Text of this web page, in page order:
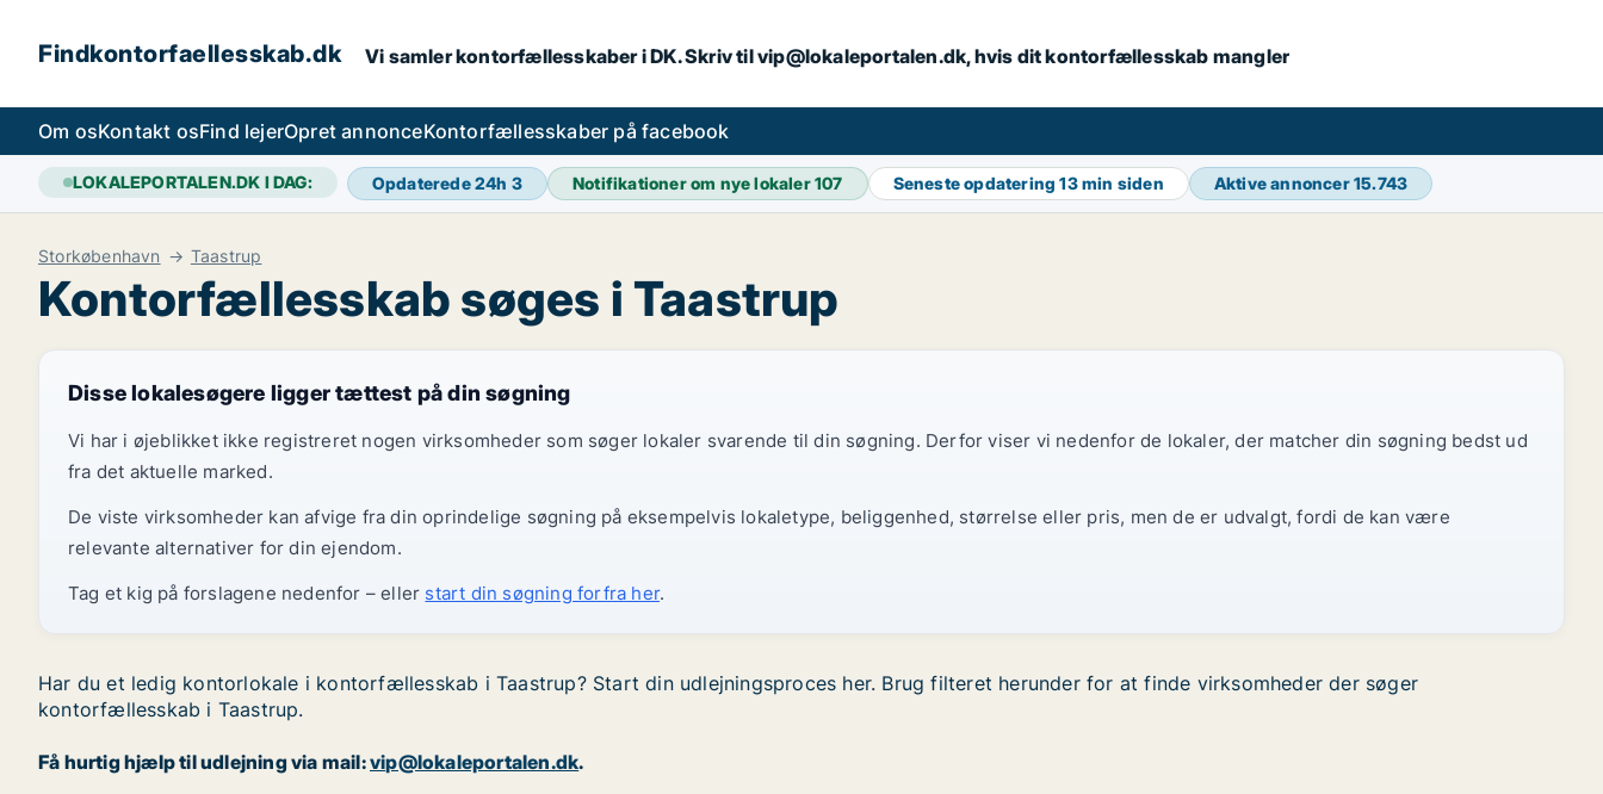
Findkontorfaellesskab.dk Vi samler kontorfællesskaber i DK. Skriv til vip@lokaleportalen.dk, hvis dit kontorfællesskab mangler
Om osKontakt osFind lejerOpret annonceKontorfællesskaber på facebook
LOKALEPORTALEN.DK I DAG: Opdaterede 24h 3 Notifikationer om nye lokaler107 Seneste opdatering13 min siden Aktive annoncer15.743
Storkøbenhavn Taastrup
Kontorfællesskab søges i Taastrup
Disse lokalesøgere ligger tættest på din søgning
Vi har i øjeblikket ikke registreret nogen virksomheder som søger lokaler svarende til din søgning. Derfor viser vi nedenfor de lokaler, der matcher din søgning bedst ud
fra det aktuelle marked.
De viste virksomheder kan afvige fra din oprindelige søgning på eksempelvis lokaletype, beliggenhed, størrelse eller pris, men de er udvalgt, fordi de kan være
relevante alternativer for din ejendom.
Tag et kig på forslagene nedenfor – eller start din søgning forfra her.
Har du et ledig kontorlokale i kontorfællesskab i Taastrup? Start din udlejningsproces her. Brug filteret herunder for at finde virksomheder der søger
kontorfællesskab i Taastrup.
Få hurtig hjælp til udlejning via mail:vip@lokaleportalen.dk.